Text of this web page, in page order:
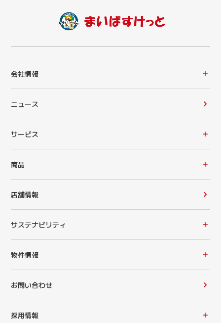
会社情報
ニュース
サービス
商品
店舗情報
サステナビリティ
物件情報
お問い合わせ
採用情報